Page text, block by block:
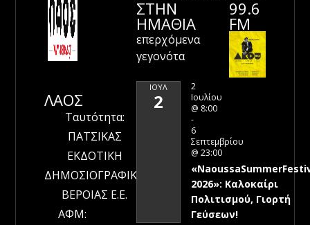
ΛΑΟΣ
Ταυτότητα:
ΠΑΤΣΙΚΑΣ
ΕΚΔΟΤΙΚΗ
ΔΗΜΟΣΙΟΓΡΑΦΙΚΗ
ΒΕΡΟΙΑΣ Ε.Ε.
ΑΦΜ:
ΣΤΗΝ
ΗΜΑΘΊΑ
επερχόμενα
γεγονότα
ΙΟΎΛ
2
2
Ιουλίου
@ 8:00
-
6
Σεπτεμβρίου
@ 23:00
2026»: Καλοκαίρι
Πολιτισμού, Γιορτή
Γεύσεων!
99.6
FM